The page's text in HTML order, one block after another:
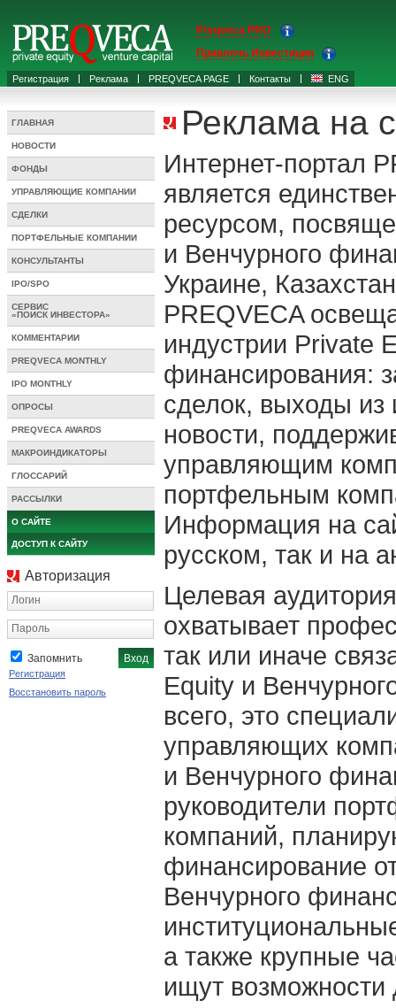
Регистрация Реклама PREQVECA PAGE Контакты ENG
Preqveca PRO
Привлечь Инвестиции
ГЛАВНАЯ
НОВОСТИ
ФОНДЫ
УПРАВЛЯЮЩИЕ КОМПАНИИ
СДЕЛКИ
ПОРТФЕЛЬНЫЕ КОМПАНИИ
КОНСУЛЬТАНТЫ
IPO/SPO
СЕРВИС
«ПОИСК ИНВЕСТОРА»
КОММЕНТАРИИ
PREQVECA MONTHLY
IPO MONTHLY
ОПРОСЫ
PREQVECA AWARDS
МАКРОИНДИКАТОРЫ
ГЛОССАРИЙ
РАССЫЛКИ
О САЙТЕ
ДОСТУП К САЙТУ
Авторизация
Логин
Пароль
Запомнить
Регистрация
Восстановить пароль
Реклама на
Интернет-портал
является
ресурсом,
и Венчурного
Украине,
PREQVECA
индустрии Private
финансирования:
сделок, выходы из
новости,
управляющим
портфельным
Информация на
русском, так и на
Целевая
охватывает
так или иначе
Equity и
всего, это
управляющих
и Венчурного
руководители
компаний,
финансирование
Венчурного
а также крупные
ищут возможности